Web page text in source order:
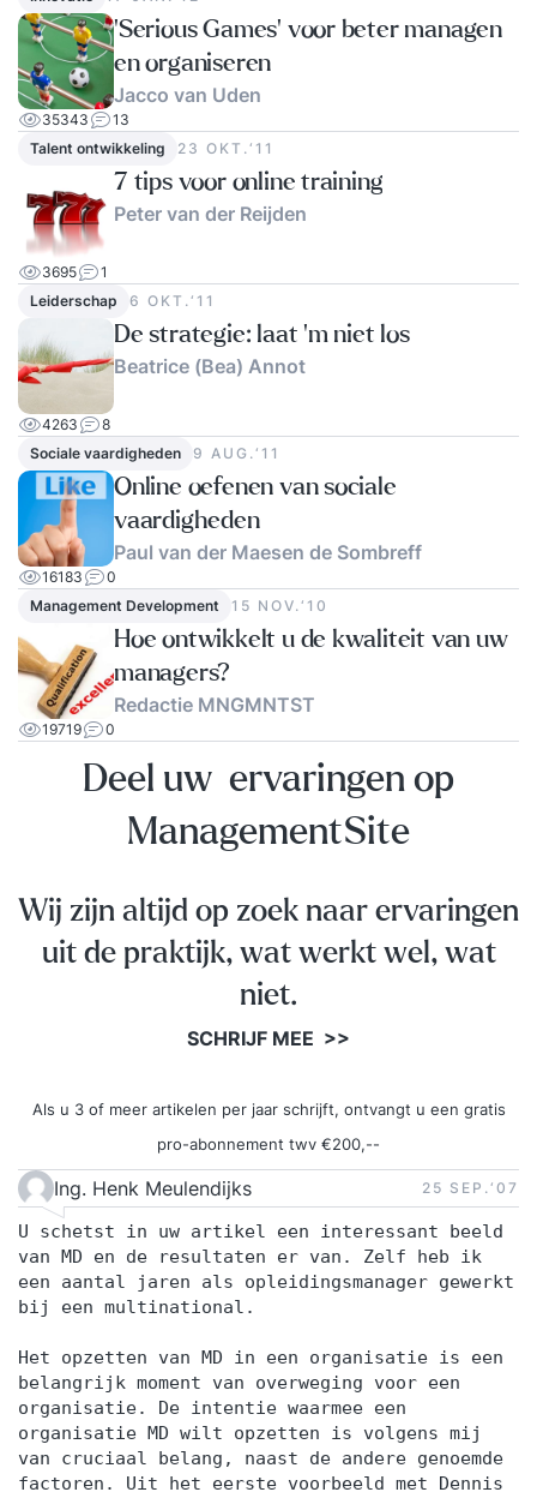
'Serious Games' voor beter managen
en organiseren
Jacco van Uden
35343
13
Talent ontwikkeling
23 OKT.‘11
7 tips voor online training
Peter van der Reijden
3695
1
Leiderschap
6 OKT.‘11
De strategie: laat 'm niet los
Beatrice (Bea) Annot
4263
8
Sociale vaardigheden
9 AUG.‘11
Online oefenen van sociale
vaardigheden
Paul van der Maesen de Sombreff
16183
0
Management Development
15 NOV.‘10
Hoe ontwikkelt u de kwaliteit van uw
managers?
Redactie MNGMNTST
19719 0
Deel uw ervaringen op
ManagementSite
Wij zijn altijd op zoek naar ervaringen
uit de praktijk, wat werkt wel, wat
niet.
SCHRIJF MEE >>
Als u 3 of meer artikelen per jaar schrijft, ontvangt u een gratis
pro-abonnement twv €200,--
Ing. Henk Meulendijks 25 SEP.‘07
U schetst in uw artikel een interessant beeld
van MD en de resultaten er van. Zelf heb ik
een aantal jaren als opleidingsmanager gewerkt
bij een multinational.
Het opzetten van MD in een organisatie is een
belangrijk moment van overweging voor een
organisatie. De intentie waarmee een
organisatie MD wilt opzetten is volgens mij
van cruciaal belang, naast de andere genoemde
factoren. Uit het eerste voorbeeld met Dennis